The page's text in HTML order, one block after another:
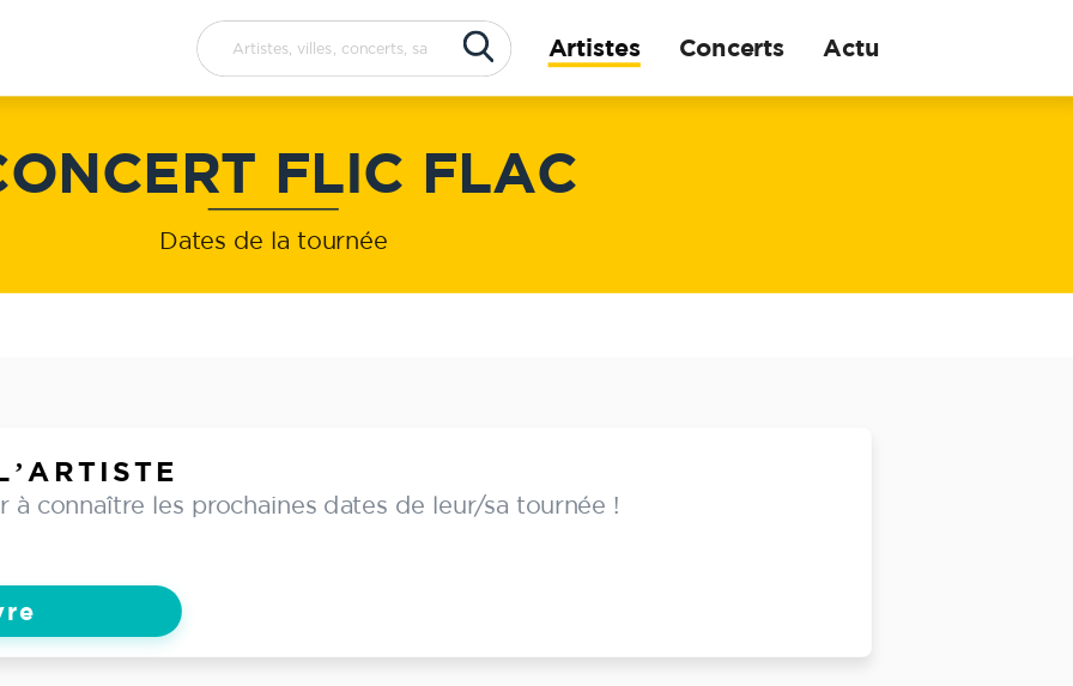
Artistes Concerts Actu
Artistes FLIC FLAC
Dates de la tournée
à connaître les prochaines dates de leur/sa tournée !